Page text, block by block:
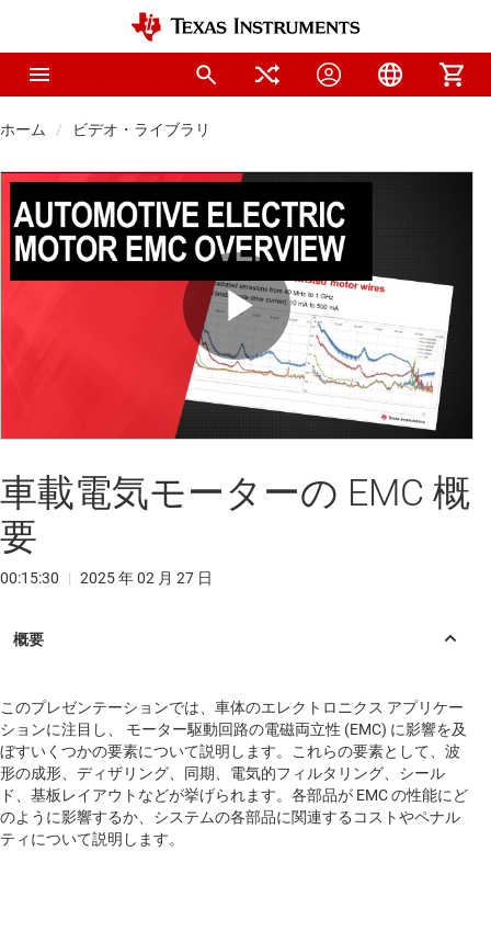
ホーム ビデオ・ライブラリ
Play
Video
車載電気モーターの EMC 概
要
00:15:30 | 2025 年 02 月 27 日
このプレゼンテーションでは、車体のエレクトロニクス アプリケー
ションに注目し、 モーター駆動回路の電磁両立性 (EMC) に影響を及
ぼすいくつかの要素について説明します。これらの要素として、波
形の成形、ディザリング、同期、電気的フィルタリング、シール
ド、基板レイアウトなどが挙げられます。各部品が EMC の性能にど
のように影響するか、システムの各部品に関連するコストやペナル
ティについて説明します。